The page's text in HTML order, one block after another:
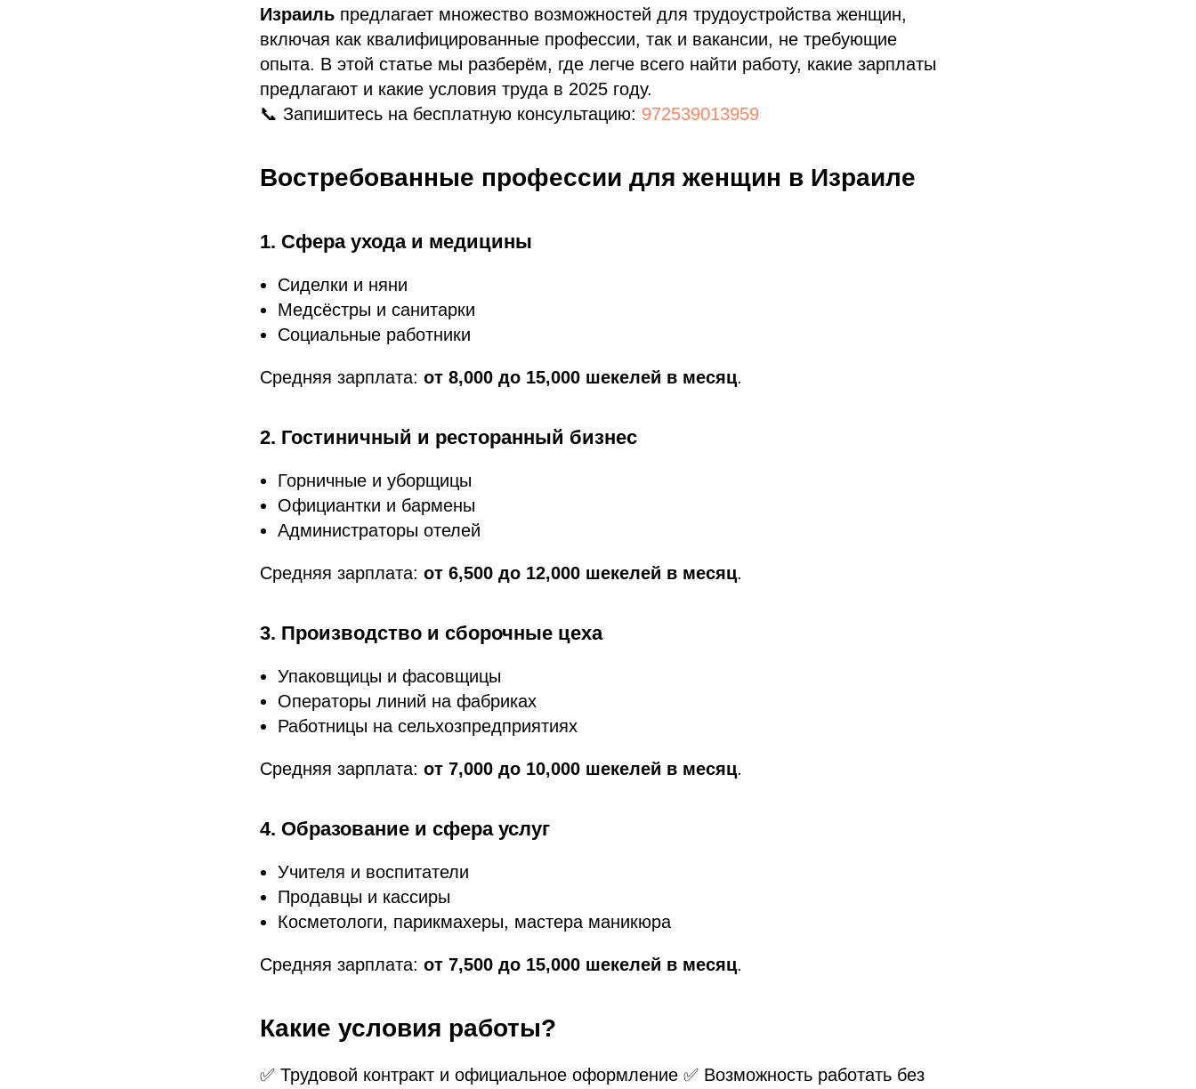
Израиль предлагает множество возможностей для трудоустройства женщин,
включая как квалифицированные профессии, так и вакансии, не требующие
опыта. В этой статье мы разберём, где легче всего найти работу, какие зарплаты
предлагают и какие условия труда в 2025 году.
📞 Запишитесь на бесплатную консультацию: 972539013959
Востребованные профессии для женщин в Израиле
1. Сфера ухода и медицины
Сиделки и няни
Медсёстры и санитарки
Социальные работники
Средняя зарплата: от 8,000 до 15,000 шекелей в месяц.
2. Гостиничный и ресторанный бизнес
Горничные и уборщицы
Официантки и бармены
Администраторы отелей
Средняя зарплата: от 6,500 до 12,000 шекелей в месяц.
3. Производство и сборочные цеха
Упаковщицы и фасовщицы
Операторы линий на фабриках
Работницы на сельхозпредприятиях
Средняя зарплата: от 7,000 до 10,000 шекелей в месяц.
4. Образование и сфера услуг
Учителя и воспитатели
Продавцы и кассиры
Косметологи, парикмахеры, мастера маникюра
Средняя зарплата: от 7,500 до 15,000 шекелей в месяц.
Какие условия работы?
✅ Трудовой контракт и официальное оформление ✅ Возможность работать без